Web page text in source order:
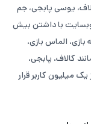
بهپشتیبانی ایران
شما بپردازند.
یوسی پابجی، جم
با داشتن بیش
بازی، الماس بازی،
کالاف، پابجی،
میلیون کاربر قرار